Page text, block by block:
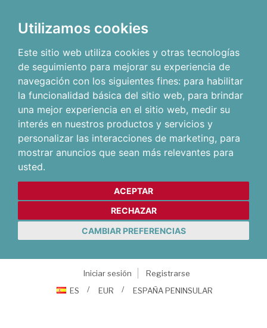
Utilizamos cookies
Este sitio web utiliza cookies y otras tecnologías
de seguimiento para mejorar su experiencia de
navegación con los siguientes fines: para habilitar
la funcionalidad básica del sitio web, para brindar
una mejor experiencia en el sitio web, medir su
interés en nuestros productos y servicios y
personalizar las interacciones de marketing, para
mostrar anuncios que sean más relevantes para
usted.
ACEPTAR
RECHAZAR
CAMBIAR PREFERENCIAS
Iniciar sesión
Registrarse
ES
EUR ESPAÑA PENINSULAR